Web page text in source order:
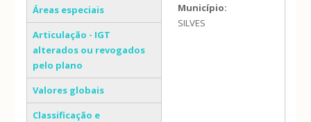
Áreas especiais
Articulação - IGT
alterados ou revogados
pelo plano
Valores globais
Classificação e
Município:
SILVES